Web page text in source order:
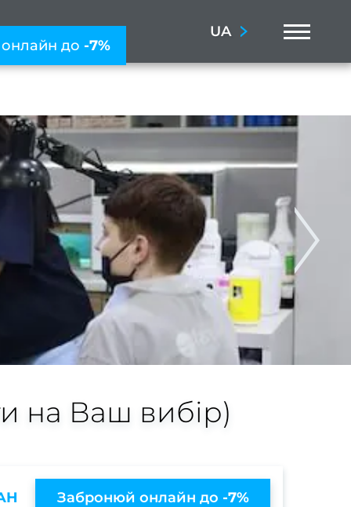
до -7%
UA
на Ваш вибір)
Забронюй онлайн до -7%